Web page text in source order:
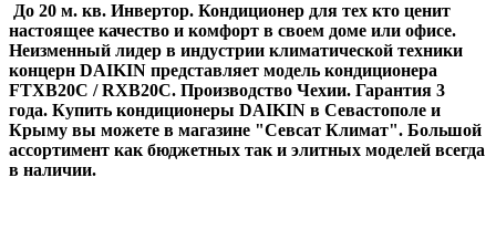
До 20 м. кв. Инвертор. Кондиционер для тех кто ценит
настоящее качество и комфорт в своем доме или офисе.
Неизменный лидер в индустрии климатической техники
концерн DAIKIN представляет модель кондиционера
FTXB20C / RXB20C. Производство Чехии. Гарантия 3
года. Купить кондиционеры DAIKIN в Севастополе и
Крыму вы можете в магазине "Севсат Климат". Большой
ассортимент как бюджетных так и элитных моделей всегда
в наличии.